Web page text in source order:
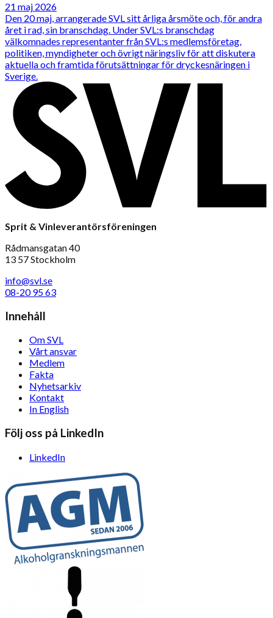
21 maj 2026
Den 20 maj, arrangerade SVL sitt årliga årsmöte och, för andra
året i rad, sin branschdag. Under SVL:s branschdag
välkomnades representanter från SVL:s medlemsföretag,
politiken, myndigheter och övrigt näringsliv för att diskutera
aktuella och framtida förutsättningar för dryckesnäringen i
Sverige.
Sprit & Vinleverantörsföreningen
Rådmansgatan 40
13 57 Stockholm
info@svl.se
08-20 95 63
Innehåll
Om SVL
Vårt ansvar
Medlem
Fakta
Nyhetsarkiv
Kontakt
In English
Följ oss på LinkedIn
LinkedIn